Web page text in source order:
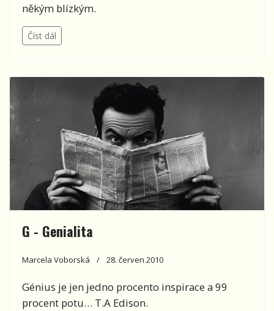
někým blízkým.
Číst dál
G - Genialita
Marcela Voborská 28. červen 2010
Génius je jen jedno procento inspirace a 99
procent potu… T.A Edison.